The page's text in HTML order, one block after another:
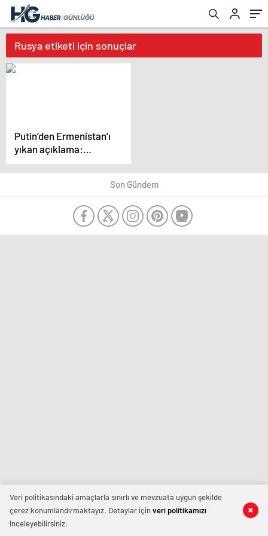
Rusya etiketi için sonuçlar
Putin’den Ermenistan’ı
yıkan açıklama:
Karabağ Azerbaycan’ın
ayrılmaz bir parçasıdır!
Son Gündem
Veri politikasındaki amaçlarla sınırlı ve mevzuata uygun şekilde
çerez konumlandırmaktayız. Detaylar içinveri politikamızı
inceleyebilirsiniz.